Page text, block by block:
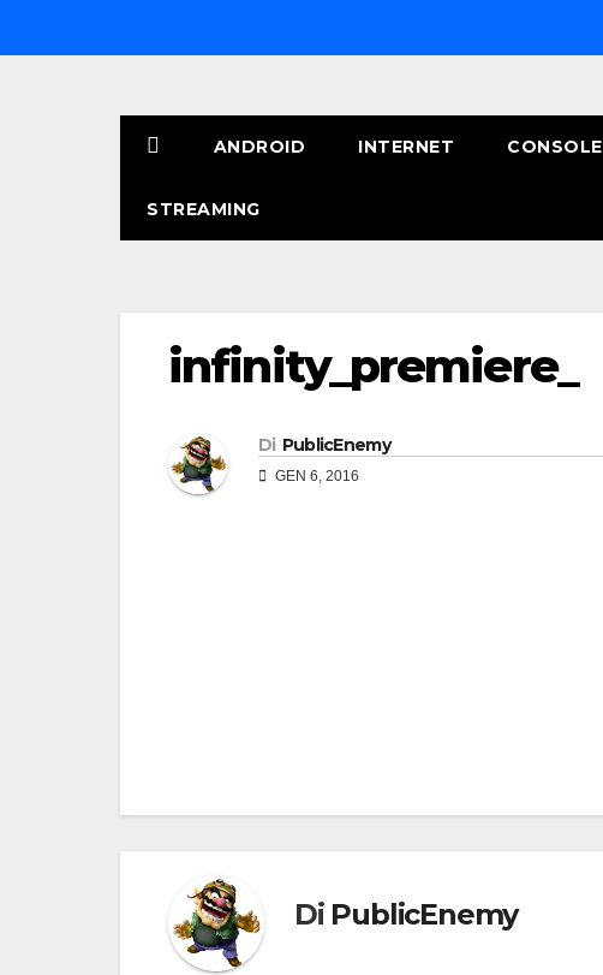
al
ANDROID INTERNET CONSOLE
STREAMING
infinity_premiere_
Di PublicEnemy
GEN 6, 2016
Di PublicEnemy